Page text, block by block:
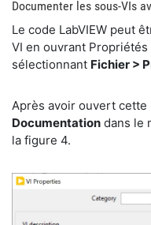
​Documenter les sous-VIs
​Le code LabVIEW peut
VI en ouvrant
sélectionnant Fichier >
​Après avoir ouvert
Documentation dans le
la figure 4.